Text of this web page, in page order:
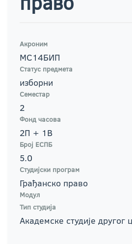
Акроним
МС14БИП
Статус предмета
изборни
Семестар
2
Фонд часова
2П + 1В
Број ЕСПБ
5.0
Студијски програм
Грађанско право
Модул
Тип студија
Академске студије другог